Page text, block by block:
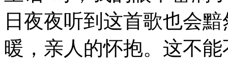
日夜夜听到这首歌也会
暖，亲人的怀抱。这不